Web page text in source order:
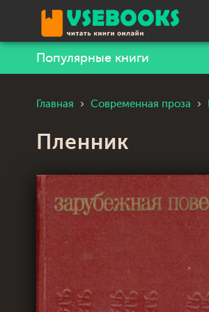
Популярные книги
Главная Современная проза
Пленник